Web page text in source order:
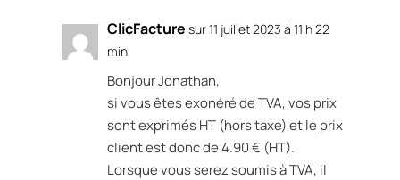
ClicFacture sur 11 juillet 2023 à 11 h 22
min
Bonjour Jonathan,
si vous êtes exonéré de TVA, vos prix
sont exprimés HT (hors taxe) et le prix
client est donc de 4.90 € (HT).
Lorsque vous serez soumis à TVA, il